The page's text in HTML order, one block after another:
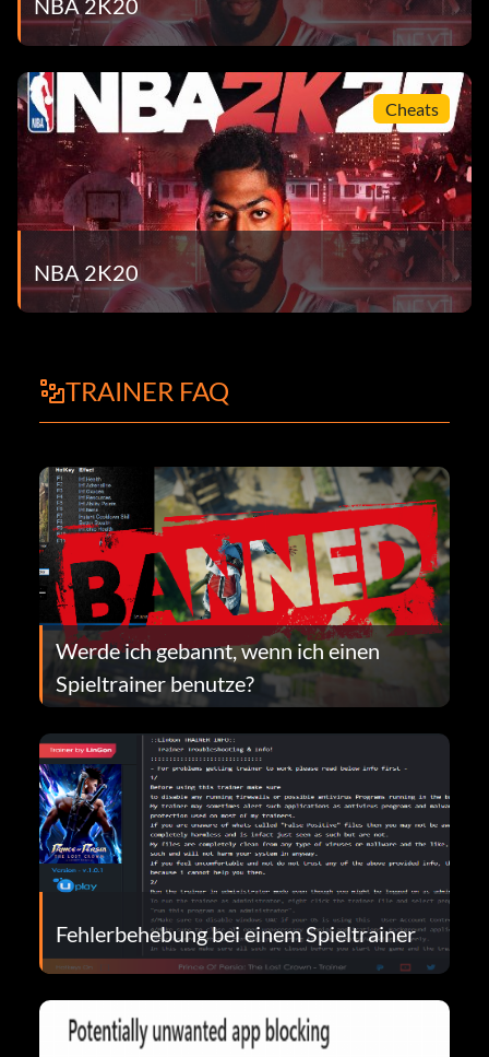
Cheats
NBA 2K20
TRAINER FAQ
Werde ich gebannt, wenn ich einen
Spieltrainer benutze?
Fehlerbehebung bei einem Spieltrainer